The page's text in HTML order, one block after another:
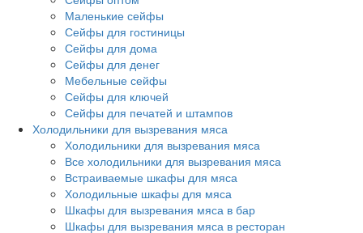
Маленькие сейфы
Сейфы для гостиницы
Сейфы для дома
Сейфы для денег
Мебельные сейфы
Сейфы для ключей
Сейфы для печатей и штампов
Холодильники для вызревания мяса
Холодильники для вызревания мяса
Все холодильники для вызревания мяса
Встраиваемые шкафы для мяса
Холодильные шкафы для мяса
Шкафы для вызревания мяса в бар
Шкафы для вызревания мяса в ресторан